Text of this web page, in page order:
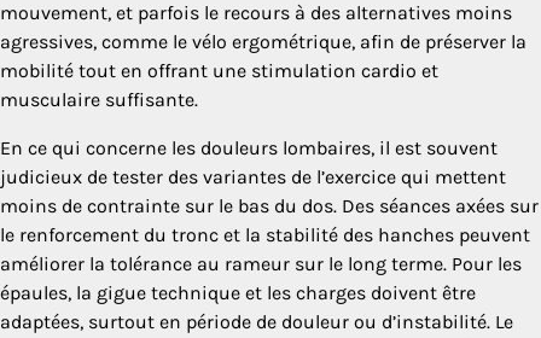
mouvement, et parfois le recours à des alternatives moins
agressives, comme le vélo ergométrique, afin de préserver la
mobilité tout en offrant une stimulation cardio et
musculaire suffisante.
En ce qui concerne les douleurs lombaires, il est souvent
judicieux de tester des variantes de l’exercice qui mettent
moins de contrainte sur le bas du dos. Des séances axées sur
le renforcement du tronc et la stabilité des hanches peuvent
améliorer la tolérance au rameur sur le long terme. Pour les
épaules, la gigue technique et les charges doivent être
adaptées, surtout en période de douleur ou d’instabilité. Le